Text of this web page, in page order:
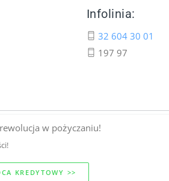
Infolinia:
32 604 30 01
197 97
w pożyczaniu!
KREDYTOWY >>